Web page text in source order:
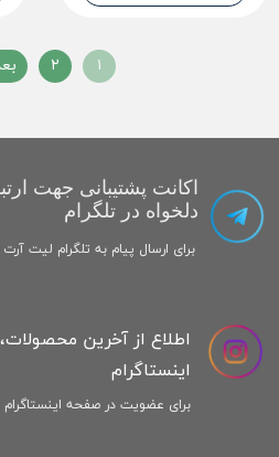
۱ ۲
اکانت پشتیبانی جهت
دلخواه در تلگرام
برای ارسال پیام به تلگرام لیت
اطلاع از آخرین
اینستاگرام
برای عضویت در صفحه